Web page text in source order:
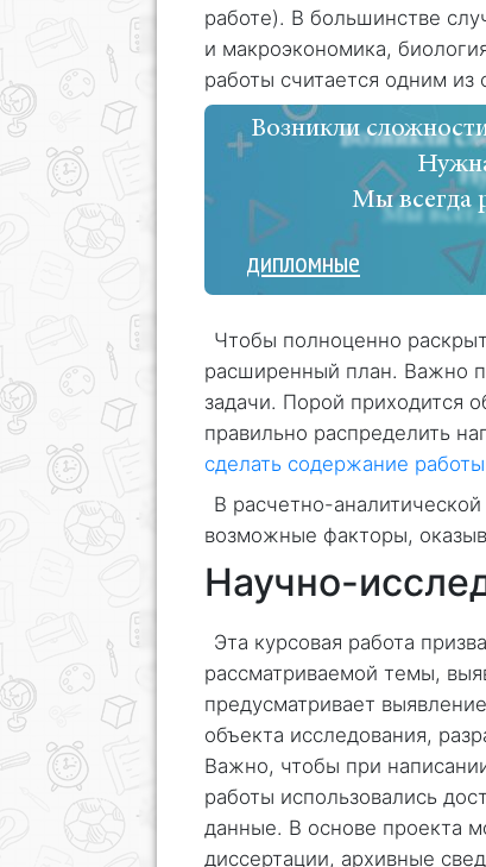
работе). В большинстве
и макроэкономика,
работы считается одним из
Возникли
Мы всегда
дипломные
Чтобы полноценно
расширенный план. Важно
задачи. Порой приходится
правильно распределить
сделать содержание работы
В расчетно-
возможные факторы,
Научно-
Эта курсовая работа
рассматриваемой темы,
предусматривает
объекта исследования,
Важно, чтобы при
работы использовались
данные. В основе проекта
диссертации, архивные